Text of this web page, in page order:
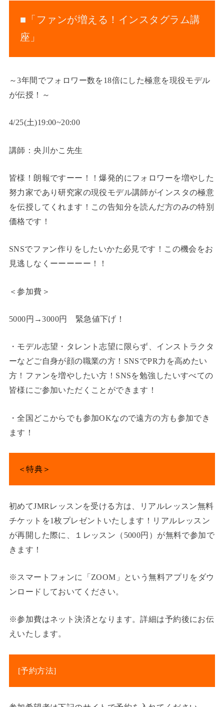
■「ファンが増える！インスタグラム講
座」
～3年間でフォロワー数を18倍にした極意を現役モデル
が伝授！～
4/25(土)19:00~20:00
講師：央川かこ先生
皆様！朗報ですーー！！爆発的にフォロワーを増やした
努力家であり研究家の現役モデル講師がインスタの極意
を伝授してくれます！この告知分を読んだ方のみの特別
価格です！
SNSでファン作りをしたいかた必見です！この機会をお
見逃しなくーーーーー！！
＜参加費＞
5000円→3000円 緊急値下げ！
・モデル志望・タレント志望に限らず、インストラクタ
ーなどご自身が顔の職業の方！SNSでPR力を高めたい
方！ファンを増やしたい方！SNSを勉強したいすべての
皆様にご参加いただくことができます！
・全国どこからでも参加OKなので遠方の方も参加でき
ます！
＜特典＞
初めてJMRレッスンを受ける方は、リアルレッスン無料
チケットを1枚プレゼントいたします！リアルレッスン
が再開した際に、１レッスン（5000円）が無料で参加で
きます！
※スマートフォンに「ZOOM」という無料アプリをダウ
ンロードしておいてください。
※参加費はネット決済となります。詳細は予約後にお伝
えいたします。
[予約方法]